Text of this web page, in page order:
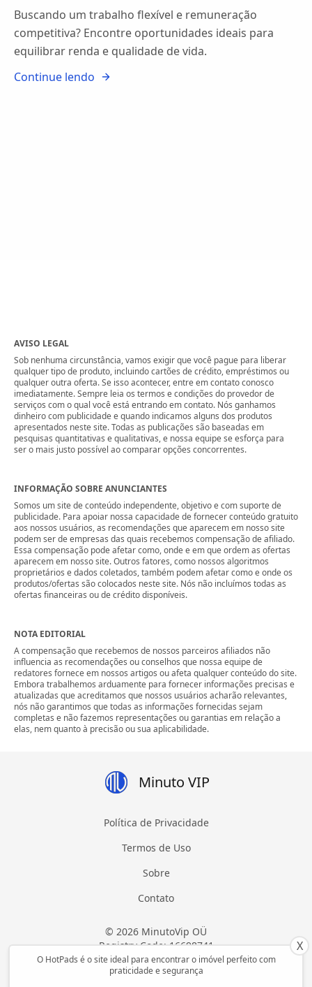
X
O HotPads é o site ideal para encontrar o imóvel perfeito com
praticidade e segurança
Buscando um trabalho flexível e remuneração
competitiva? Encontre oportunidades ideais para
equilibrar renda e qualidade de vida.
Continue lendo
AVISO LEGAL
Sob nenhuma circunstância, vamos exigir que você pague para liberar
qualquer tipo de produto, incluindo cartões de crédito, empréstimos ou
qualquer outra oferta. Se isso acontecer, entre em contato conosco
imediatamente. Sempre leia os termos e condições do provedor de
serviços com o qual você está entrando em contato. Nós ganhamos
dinheiro com publicidade e quando indicamos alguns dos produtos
apresentados neste site. Todas as publicações são baseadas em
pesquisas quantitativas e qualitativas, e nossa equipe se esforça para
ser o mais justo possível ao comparar opções concorrentes.
INFORMAÇÃO SOBRE ANUNCIANTES
Somos um site de conteúdo independente, objetivo e com suporte de
publicidade. Para apoiar nossa capacidade de fornecer conteúdo gratuito
aos nossos usuários, as recomendações que aparecem em nosso site
podem ser de empresas das quais recebemos compensação de afiliado.
Essa compensação pode afetar como, onde e em que ordem as ofertas
aparecem em nosso site. Outros fatores, como nossos algoritmos
proprietários e dados coletados, também podem afetar como e onde os
produtos/ofertas são colocados neste site. Nós não incluímos todas as
ofertas financeiras ou de crédito disponíveis.
NOTA EDITORIAL
A compensação que recebemos de nossos parceiros afiliados não
influencia as recomendações ou conselhos que nossa equipe de
redatores fornece em nossos artigos ou afeta qualquer conteúdo do site.
Embora trabalhemos arduamente para fornecer informações precisas e
atualizadas que acreditamos que nossos usuários acharão relevantes,
nós não garantimos que todas as informações fornecidas sejam
completas e não fazemos representações ou garantias em relação a
elas, nem quanto à precisão ou sua aplicabilidade.
Minuto VIP
Política de Privacidade
Termos de Uso
Sobre
Contato
© 2026 MinutoVip OÜ
Registry Code: 16698741
Todos os direitos reservados